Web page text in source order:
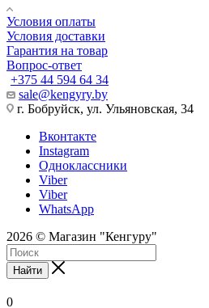
Условия оплаты
Условия доставки
Гарантия на товар
Вопрос-ответ
+375 44 594 64 34
sale@kengyry.by
г. Бобруйск, ул. Ульяновская, 34
Вконтакте
Instagram
Одноклассники
Viber
Viber
WhatsApp
2026 © Магазин "Кенгуру"
Найти
0